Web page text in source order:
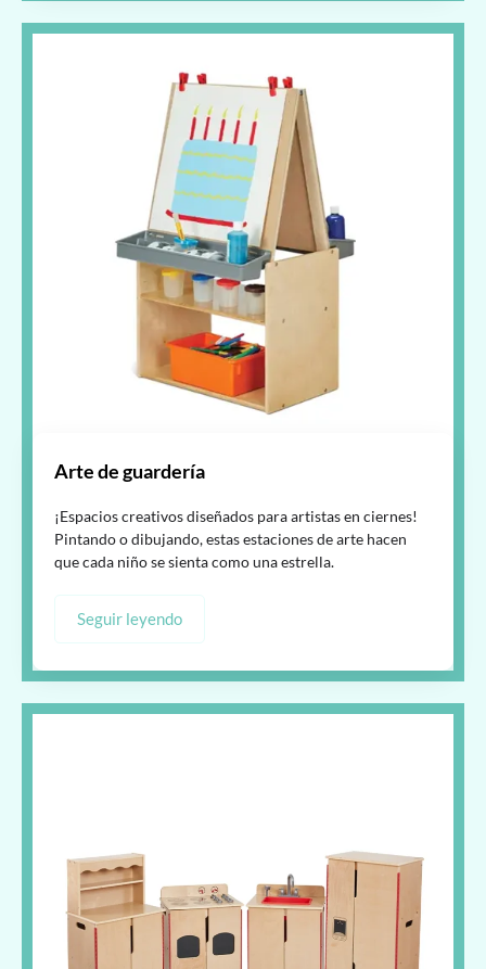
Arte de guardería
¡Espacios creativos diseñados para artistas en ciernes!
Pintando o dibujando, estas estaciones de arte hacen
que cada niño se sienta como una estrella.
Seguir leyendo